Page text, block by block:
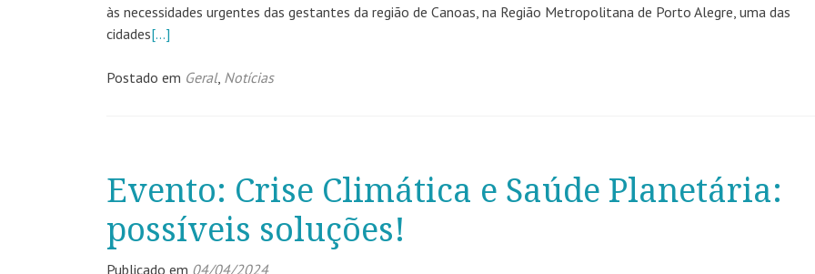
às necessidades urgentes das gestantes da região de Canoas, na Região Metropolitana de Porto Alegre, uma das
cidades[…]
Postado em Geral, Notícias
Evento: Crise Climática e Saúde Planetária:
possíveis soluções!
Publicado em 04/04/2024